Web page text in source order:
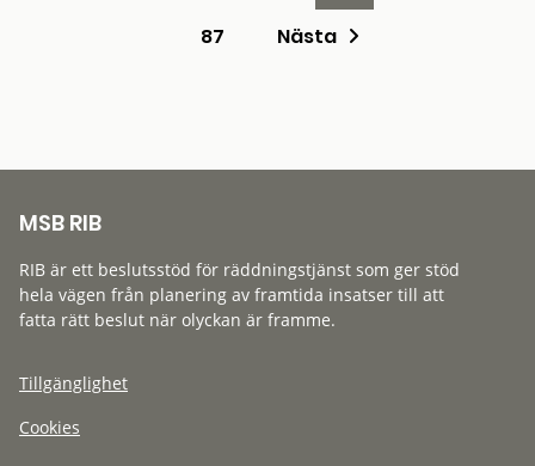
87
Nästa
MSB RIB
RIB är ett beslutsstöd för räddningstjänst som ger stöd
hela vägen från planering av framtida insatser till att
fatta rätt beslut när olyckan är framme.
Tillgänglighet
Cookies